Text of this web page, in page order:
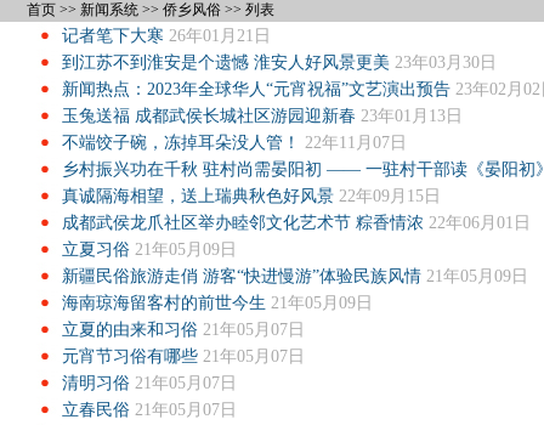
首页 >> 新闻系统 >> 侨乡风俗 >> 列表
记者笔下大寒 26年01月21日
到江苏不到淮安是个遗憾 淮安人好风景更美 23年03月30日
新闻热点：2023年全球华人“元宵祝福”文艺演出预告 23年02月02
玉兔送福 成都武侯长城社区游园迎新春 23年01月13日
不端饺子碗，冻掉耳朵没人管！
22年11月07日
乡村振兴功在千秋 驻村尚需晏阳初 —— 一驻村干部读《晏阳初
真诚隔海相望，送上瑞典秋色好风景 22年09月15日
成都武侯龙爪社区举办睦邻文化艺术节 粽香情浓 22年06月01日
立夏习俗 21年05月09日
新疆民俗旅游走俏 游客“快进慢游”体验民族风情 21年05月09日
海南琼海留客村的前世今生 21年05月09日
立夏的由来和习俗 21年05月07日
元宵节习俗有哪些 21年05月07日
清明习俗 21年05月07日
立春民俗 21年05月07日